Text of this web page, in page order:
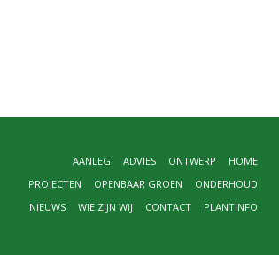
HOME
ONTWERP
ADVIES
AANLEG
ONDERHOUD
OPENBAAR GROEN
PROJECTEN
PLANTINFO
CONTACT
WIE ZIJN WIJ
NIEUWS